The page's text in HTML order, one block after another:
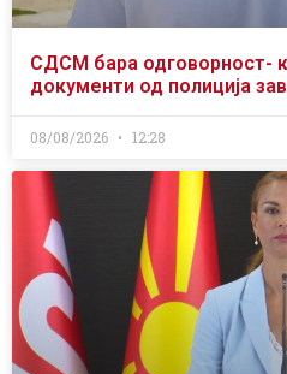
СДСМ бара одговорност-
документи од полиција
08/08/2026 12:28